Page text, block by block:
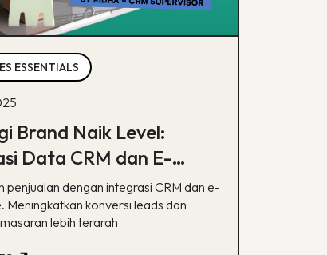
ESSENTIALS
Brand Naik Level:
Data CRM dan E-
penjualan dengan integrasi CRM dan e-
Meningkatkan konversi leads dan
lebih terarah